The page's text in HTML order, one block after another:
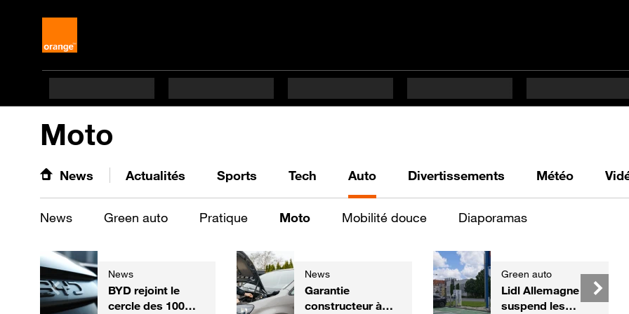
Moto
News Actualités Sports Tech Auto Divertissements Météo
News Green auto Pratique Moto Mobilité douce Diaporamas
News
BYD rejoint le
cercle des 100
News
Garantie
constructeur à
Green auto
Lidl Allemagne
suspend les